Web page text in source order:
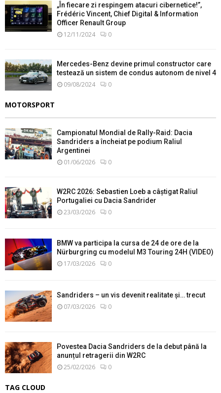
„În fiecare zi respingem atacuri cibernetice!”,
Frédéric Vincent, Chief Digital & Information
Officer Renault Group
12/11/2024 0
Mercedes-Benz devine primul constructor care
testează un sistem de condus autonom de nivel 4
09/08/2024 0
MOTORSPORT
Campionatul Mondial de Rally-Raid: Dacia
Sandriders a încheiat pe podium Raliul
Argentinei
01/06/2026 0
W2RC 2026: Sebastien Loeb a câștigat Raliul
Portugaliei cu Dacia Sandrider
23/03/2026 0
BMW va participa la cursa de 24 de ore de la
Nürburgring cu modelul M3 Touring 24H (VIDEO)
17/03/2026 0
Sandriders – un vis devenit realitate și… trecut
07/03/2026 0
Povestea Dacia Sandriders de la debut până la
anunțul retragerii din W2RC
25/02/2026 0
TAG CLOUD